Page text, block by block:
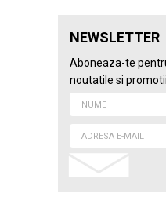
NEWSLETTER
Aboneaza-te
noutatile si